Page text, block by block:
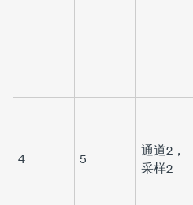
4 5
通道2，
采样2